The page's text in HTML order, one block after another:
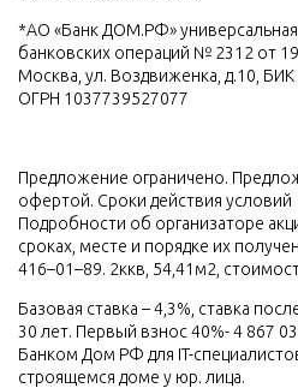
*АО «Банк ДОМ.РФ»
банковских операций № 2312 от 19
Москва, ул. Воздвиженка, д.10,
ОГРН 1037739527077
Предложение ограничено.
офертой. Сроки действия условий
Подробности об организаторе
сроках, месте и порядке их
416–01–89. 2ккв, 54,41м2,
Базовая ставка – 4,3%, ставка
30 лет. Первый взнос 40%- 4 867
Банком Дом РФ для IT-
строящемся доме у юр. лица.